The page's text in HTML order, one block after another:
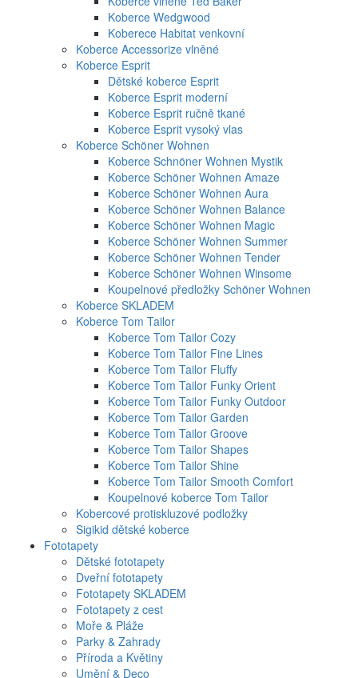
Koberce Wedgwood
Koberece Habitat venkovní
Koberce Accessorize vlněné
Koberce Esprit
Dětské koberce Esprit
Koberce Esprit moderní
Koberce Esprit ručně tkané
Koberce Esprit vysoký vlas
Koberce Schöner Wohnen
Koberce Schnöner Wohnen Mystik
Koberce Schöner Wohnen Amaze
Koberce Schöner Wohnen Aura
Koberce Schöner Wohnen Balance
Koberce Schöner Wohnen Magic
Koberce Schöner Wohnen Summer
Koberce Schöner Wohnen Tender
Koberce Schöner Wohnen Winsome
Koupelnové předložky Schöner Wohnen
Koberce SKLADEM
Koberce Tom Tailor
Koberce Tom Tailor Cozy
Koberce Tom Tailor Fine Lines
Koberce Tom Tailor Fluffy
Koberce Tom Tailor Funky Orient
Koberce Tom Tailor Funky Outdoor
Koberce Tom Tailor Garden
Koberce Tom Tailor Groove
Koberce Tom Tailor Shapes
Koberce Tom Tailor Shine
Koberce Tom Tailor Smooth Comfort
Koupelnové koberce Tom Tailor
Kobercové protiskluzové podložky
Sigikid dětské koberce
Fototapety
Dětské fototapety
Dveřní fototapety
Fototapety SKLADEM
Fototapety z cest
Moře & Pláže
Parky & Zahrady
Příroda a Květiny
Umění & Deco